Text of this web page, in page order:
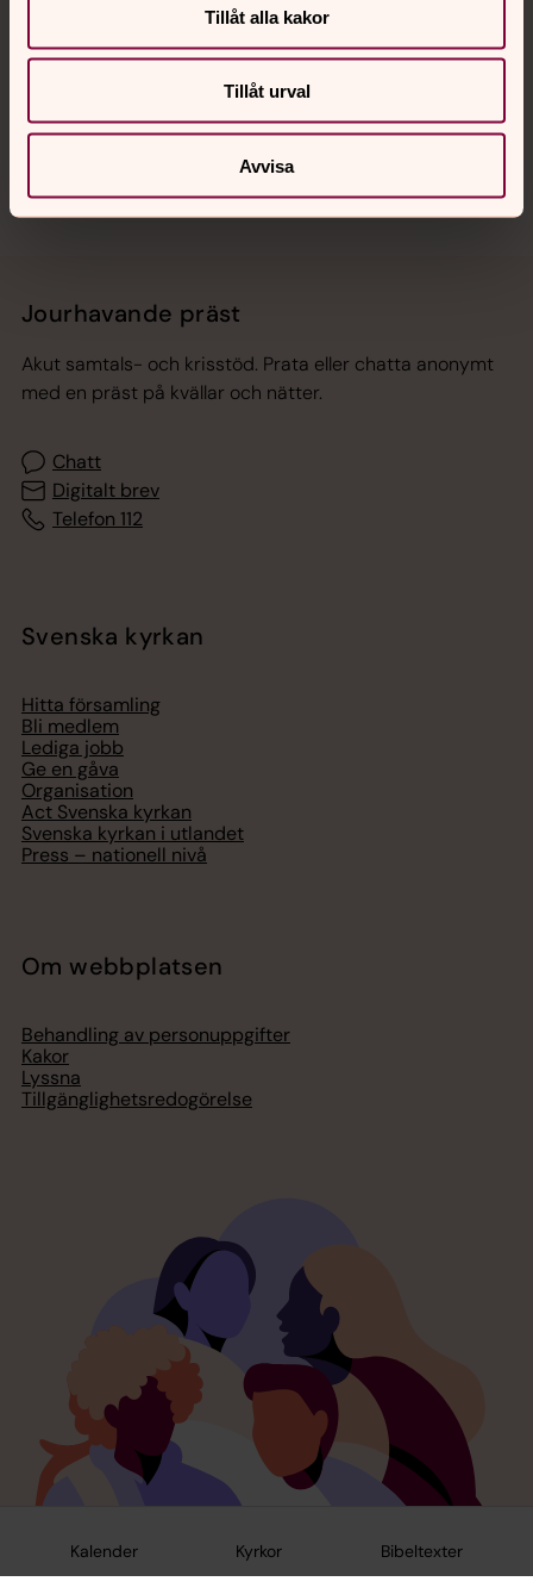
Tillåt alla kakor
Tillåt urval
Avvisa
Kalender Kyrkor Bibeltexter
Sociala kanaler
Jourhavande präst
Akut samtals- och krisstöd. Prata eller chatta anonymt
med en präst på kvällar och nätter.
Chatt
Digitalt brev
Telefon 112
Svenska kyrkan
Hitta församling
Bli medlem
Lediga jobb
Ge en gåva
Organisation
Act Svenska kyrkan
Svenska kyrkan i utlandet
Press – nationell nivå
Om webbplatsen
Behandling av personuppgifter
Kakor
Lyssna
Tillgänglighetsredogörelse